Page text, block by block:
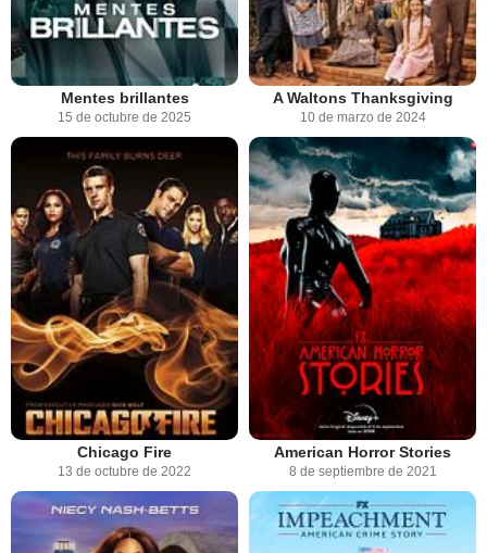
Mentes brillantes
15 de octubre de 2025
A Waltons Thanksgiving
10 de marzo de 2024
Chicago Fire
13 de octubre de 2022
American Horror Stories
8 de septiembre de 2021